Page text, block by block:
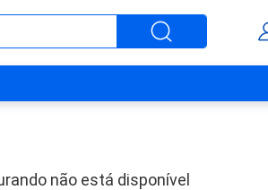
não está disponível